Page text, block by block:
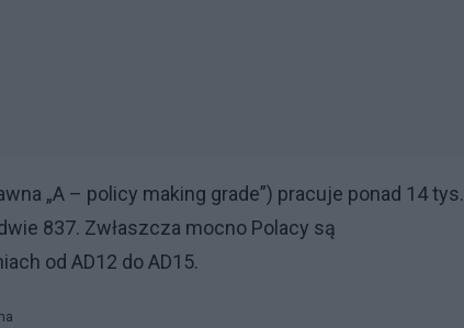
„A – policy making grade”) pracuje ponad 14 tys.
837. Zwłaszcza mocno Polacy są
od AD12 do AD15.